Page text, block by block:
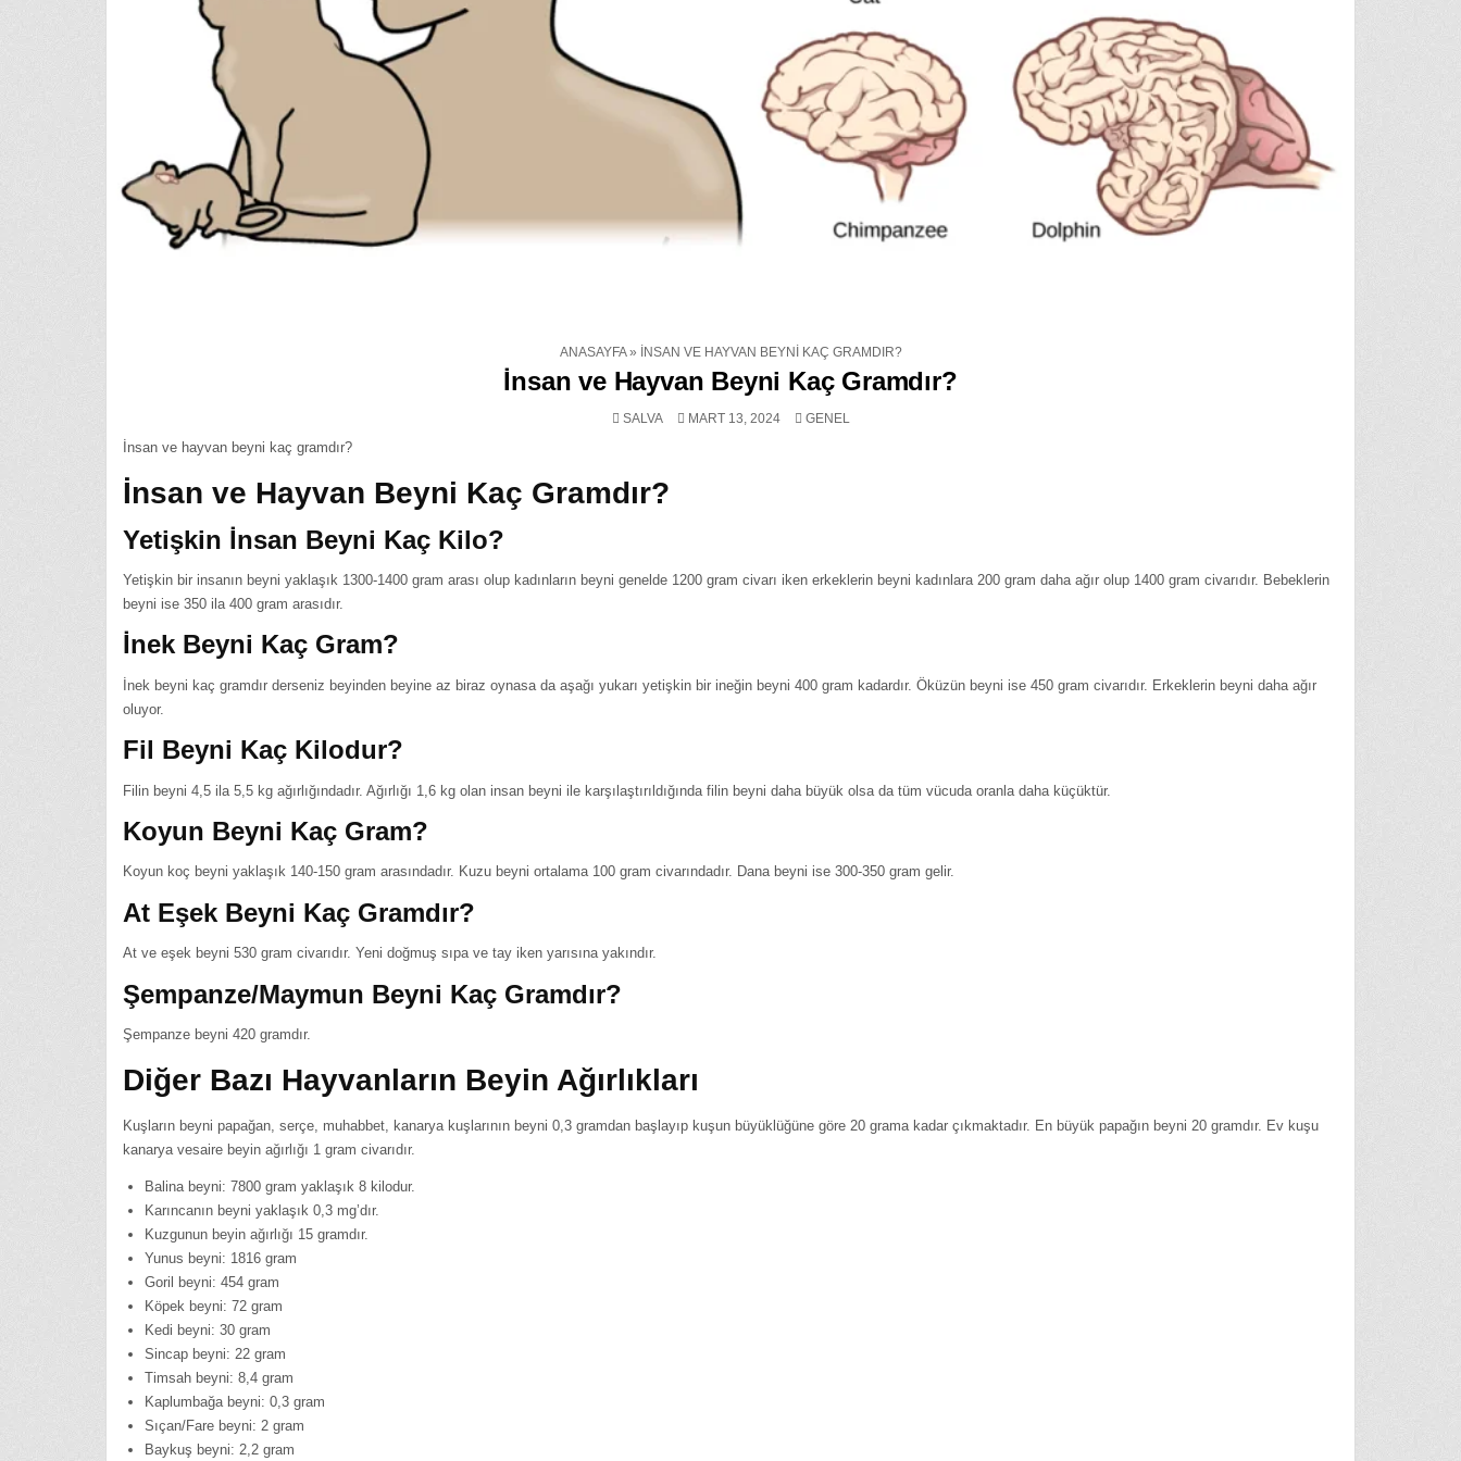
ANASAYFA» İNSAN VE HAYVAN BEYNI KAÇ GRAMDIR?
İnsan ve Hayvan Beyni Kaç Gramdır?
SALVA MART 13, 2024
POSTED
GENEL
İnsan ve hayvan beyni kaç gramdır?
İnsan ve Hayvan Beyni Kaç Gramdır?
Yetişkin İnsan Beyni Kaç Kilo?
Yetişkin bir insanın beyni yaklaşık 1300-1400 gram arası olup kadınların beyni genelde 1200 gram civarı iken erkeklerin beyni kadınlara 200 gram daha ağır olup 1400 gram civarıdır. Bebeklerin
beyni ise 350 ila 400 gram arasıdır.
İnek Beyni Kaç Gram?
İnek beyni kaç gramdır derseniz beyinden beyine az biraz oynasa da aşağı yukarı yetişkin bir ineğin beyni 400 gram kadardır. Öküzün beyni ise 450 gram civarıdır. Erkeklerin beyni daha ağır
oluyor.
Fil Beyni Kaç Kilodur?
Filin beyni 4,5 ila 5,5 kg ağırlığındadır. Ağırlığı 1,6 kg olan insan beyni ile karşılaştırıldığında filin beyni daha büyük olsa da tüm vücuda oranla daha küçüktür.
Koyun Beyni Kaç Gram?
Koyun koç beyni yaklaşık 140-150 gram arasındadır. Kuzu beyni ortalama 100 gram civarındadır. Dana beyni ise 300-350 gram gelir.
At Eşek Beyni Kaç Gramdır?
At ve eşek beyni 530 gram civarıdır. Yeni doğmuş sıpa ve tay iken yarısına yakındır.
Şempanze/Maymun Beyni Kaç Gramdır?
Şempanze beyni 420 gramdır.
Diğer Bazı Hayvanların Beyin Ağırlıkları
Kuşların beyni papağan, serçe, muhabbet, kanarya kuşlarının beyni 0,3 gramdan başlayıp kuşun büyüklüğüne göre 20 grama kadar çıkmaktadır. En büyük papağın beyni 20 gramdır. Ev kuşu
kanarya vesaire beyin ağırlığı 1 gram civarıdır.
Balina beyni: 7800 gram yaklaşık 8 kilodur.
Karıncanın beyni yaklaşık 0,3 mg’dır.
Kuzgunun beyin ağırlığı 15 gramdır.
Yunus beyni: 1816 gram
Goril beyni: 454 gram
Köpek beyni: 72 gram
Kedi beyni: 30 gram
Sincap beyni: 22 gram
Timsah beyni: 8,4 gram
Kaplumbağa beyni: 0,3 gram
Sıçan/Fare beyni: 2 gram
Baykuş beyni: 2,2 gram